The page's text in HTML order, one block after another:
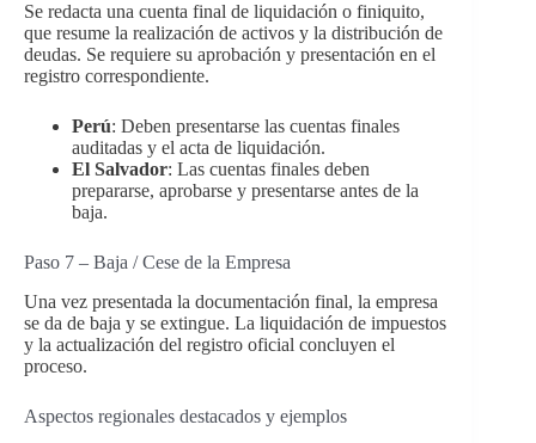
Se redacta una cuenta final de liquidación o finiquito,
que resume la realización de activos y la distribución de
deudas. Se requiere su aprobación y presentación en el
registro correspondiente.
Perú: Deben presentarse las cuentas finales
auditadas y el acta de liquidación.
El Salvador: Las cuentas finales deben
prepararse, aprobarse y presentarse antes de la
baja.
Paso 7 – Baja / Cese de la Empresa
Una vez presentada la documentación final, la empresa
se da de baja y se extingue. La liquidación de impuestos
y la actualización del registro oficial concluyen el
proceso.
Aspectos regionales destacados y ejemplos